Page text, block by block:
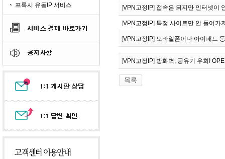
프록시 유동IP 서비스
[VPN고정IP] 접속은 되지만 인터넷이
[VPN고정IP] 특정 사이트만 안 들어가
[VPN고정IP] 모바일폰이나 아이패드
[VPN고정IP] 방화벽, 공유기 우회!